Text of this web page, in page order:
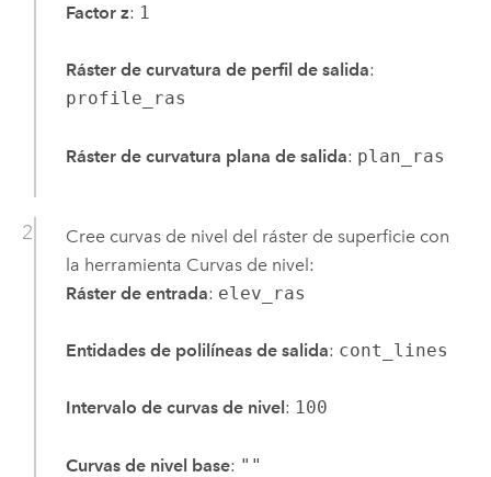
Factor z: 1
Ráster de curvatura de perfil de salida:
profile_ras
Ráster de curvatura plana de salida: plan_ras
Cree curvas de nivel del ráster de superficie con
la herramienta Curvas de nivel:
Ráster de entrada: elev_ras
Entidades de polilíneas de salida: cont_lines
Intervalo de curvas de nivel : 100
Curvas de nivel base: ""